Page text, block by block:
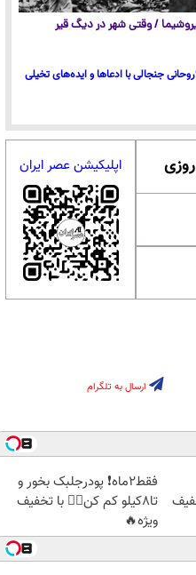
؛ هیروشیما / وقتی شهر در دیگ قیر
جنجالی با ادعاها و ایده‌های تخیلی
اپلیکیشن عصر ایران
ارسال به تلگرام
فقط2ماه❗ پودرجلبک بخور و
تا8کیلو کم کن👌🏻 با تخفیف
ویژه🔥